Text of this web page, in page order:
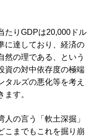
たりGDPは20,000ドル
に達しており、経済の
然の理である、という
資の対中依存度の極端
タルズの悪化等を考え
す。
の言う「軟土深掘」
こまでもこれを掘り崩